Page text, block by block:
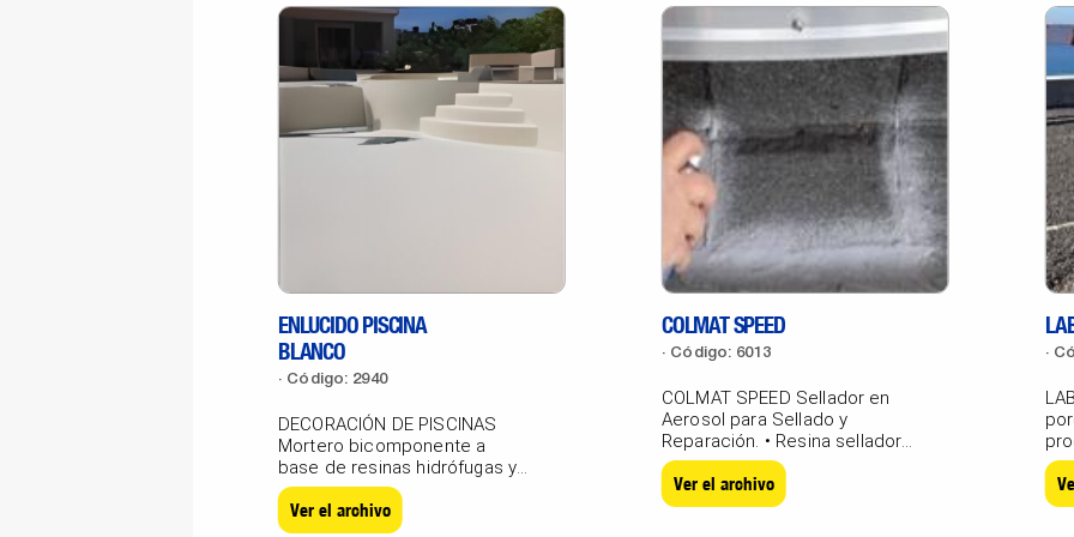
COLMAT SPEED
Código: 6013
COLMAT SPEED Sellador en
Aerosol para Sellado y
Reparación. • Resina selladora
gris concentrada,...
Ver el archivo
ENLUCIDO PISCINA
BLANCO
Código: 2940
DECORACIÓN DE PISCINAS
Mortero bicomponente a
base de resinas hidrófugas y
cargas calibradas para...
Ver el archivo